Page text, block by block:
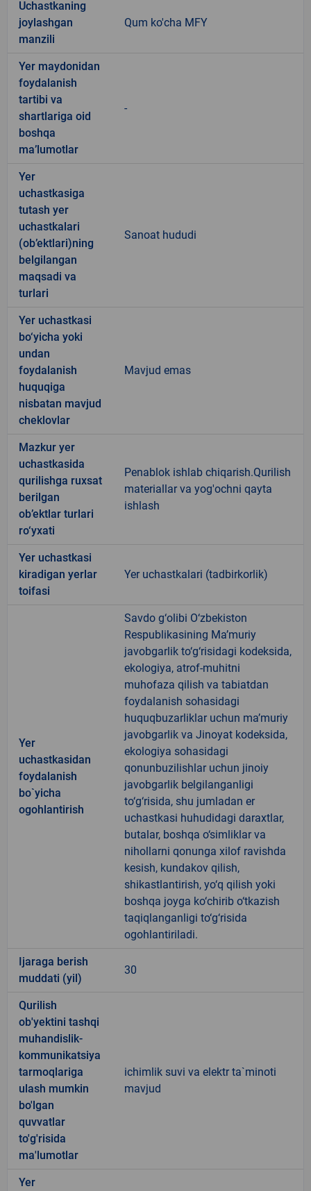
Uchastkaning
joylashgan
manzili
Qum ko'cha MFY
Yer maydonidan
foydalanish
tartibi va
shartlariga oid
boshqa
ma’lumotlar
-
Yer
uchastkasiga
tutash yer
uchastkalari
(ob’ektlari)ning
belgilangan
maqsadi va
turlari
Sanoat hududi
Yer uchastkasi
bo‘yicha yoki
undan
foydalanish
huquqiga
nisbatan mavjud
cheklovlar
Mavjud emas
Mazkur yer
uchastkasida
qurilishga ruxsat
berilgan
ob’ektlar turlari
ro‘yxati
Penablok ishlab chiqarish.Qurilish
materiallar va yog'ochni qayta
ishlash
Yer uchastkasi
kiradigan yerlar
toifasi
Yer uchastkalari (tadbirkorlik)
Yer
uchastkasidan
foydalanish
bo`yicha
ogohlantirish
Savdo g‘olibi O‘zbekiston
Respublikasining Ma’muriy
javobgarlik to‘g‘risidagi kodeksida,
ekologiya, atrof-muhitni
muhofaza qilish va tabiatdan
foydalanish sohasidagi
huquqbuzarliklar uchun ma’muriy
javobgarlik va Jinoyat kodeksida,
ekologiya sohasidagi
qonunbuzilishlar uchun jinoiy
javobgarlik belgilanganligi
to‘g‘risida, shu jumladan er
uchastkasi huhudidagi daraxtlar,
butalar, boshqa o‘simliklar va
nihollarni qonunga xilof ravishda
kesish, kundakov qilish,
shikastlantirish, yo‘q qilish yoki
boshqa joyga ko‘chirib o‘tkazish
taqiqlanganligi to‘g‘risida
ogohlantiriladi.
Ijaraga berish
muddati (yil)
30
Qurilish
ob'yektini tashqi
muhandislik-
kommunikatsiya
tarmoqlariga
ulash mumkin
bo'lgan
quvvatlar
to'g'risida
ma'lumotlar
ichimlik suvi va elektr ta`minoti
mavjud
Yer